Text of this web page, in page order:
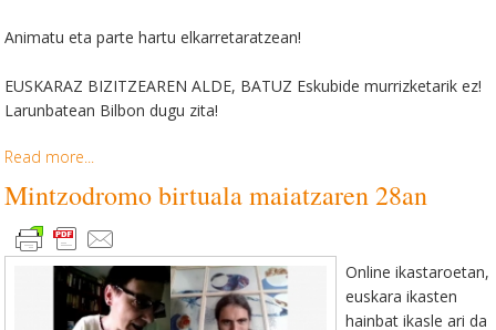
Animatu eta parte hartu elkarretaratzean!
EUSKARAZ BIZITZEAREN ALDE, BATUZ Eskubide murrizketarik ez!
Larunbatean Bilbon dugu zita!
Read more...
Mintzodromo birtuala maiatzaren 28an
Online ikastaroetan,
euskara ikasten
hainbat ikasle ari da